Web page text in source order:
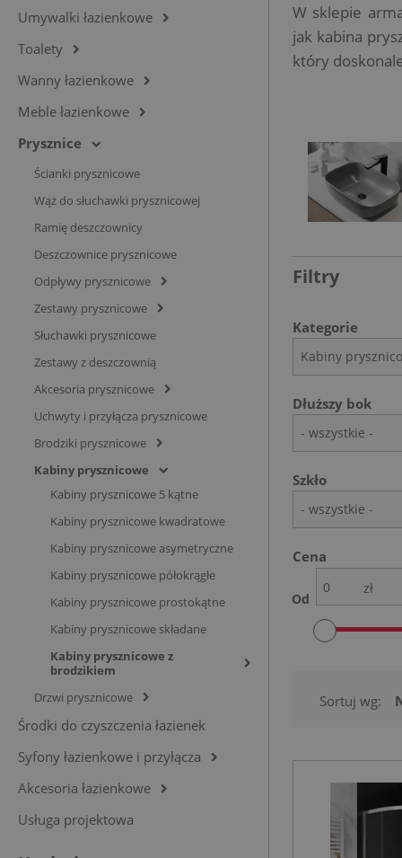
Umywalki łazienkowe
Toalety
Wanny łazienkowe
Meble łazienkowe
Prysznice
Ścianki prysznicowe
Wąż do słuchawki prysznicowej
Ramię deszczownicy
Deszczownice prysznicowe
Odpływy prysznicowe
Zestawy prysznicowe
Słuchawki prysznicowe
Zestawy z deszczownią
Akcesoria prysznicowe
Uchwyty i przyłącza prysznicowe
Brodziki prysznicowe
Kabiny prysznicowe
Kabiny prysznicowe 5 kątne
Kabiny prysznicowe kwadratowe
Kabiny prysznicowe asymetryczne
Kabiny prysznicowe półokrągłe
Kabiny prysznicowe prostokątne
Kabiny prysznicowe składane
Kabiny prysznicowe z
brodzikiem
Drzwi prysznicowe
Środki do czyszczenia łazienek
Syfony łazienkowe i przyłącza
Akcesoria łazienkowe
Usługa projektowa
W sklepie
jak kabina
który
Filtry
Kategorie
Kabiny
Dłuższy bok
- wszystkie -
Szkło
- wszystkie -
Cena
Od
zł
Sortuj wg: